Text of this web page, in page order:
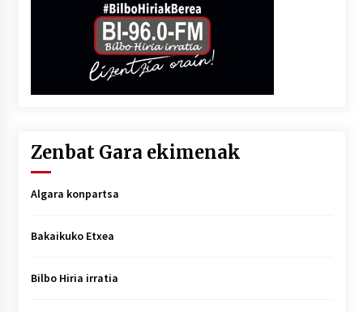
Zenbat Gara ekimenak
Algara konpartsa
Bakaikuko Etxea
Bilbo Hiria irratia